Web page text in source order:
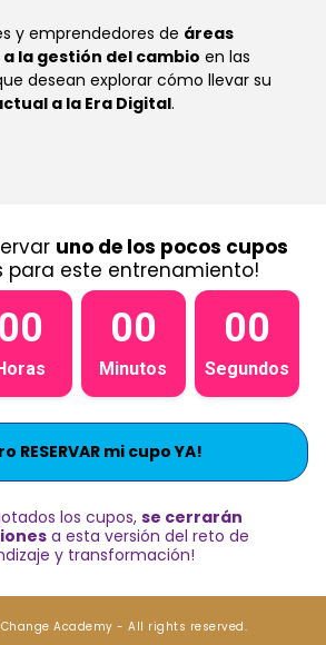
y emprendedores de áreas
la gestión del cambio en las
desean explorar cómo llevar su
a la Era Digital.
uno de los pocos cupos
para este entrenamiento!
00 00
Minutos
00
Segundos
RESERVAR mi cupo YA!
los cupos, se cerrarán
a esta versión del reto de
y transformación!
Academy - All rights reserved.